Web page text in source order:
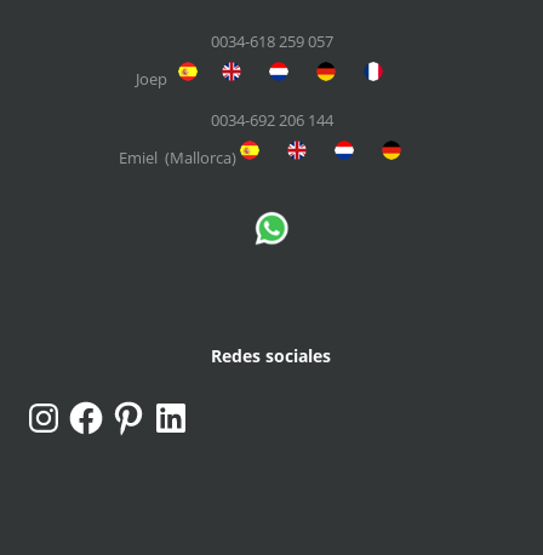
0034-618 259 057
Joep
0034-692 206 144
Emiel (Mallorca)
Redes sociales
InstagramFacebookPinterestLinkedIn